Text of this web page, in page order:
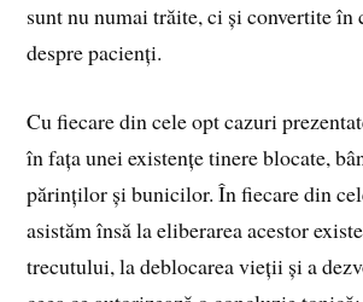
sunt nu numai trăite, ci și convertite în
despre pacienți.
Cu fiecare din cele opt cazuri
în fața unei existențe tinere blocate,
părinților și bunicilor. În fiecare din
asistăm însă la eliberarea acestor
trecutului, la deblocarea vieții și a